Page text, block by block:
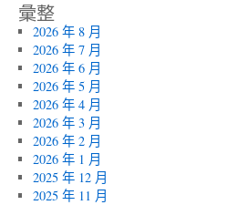
彙整
2026 年 8 月
2026 年 7 月
2026 年 6 月
2026 年 5 月
2026 年 4 月
2026 年 3 月
2026 年 2 月
2026 年 1 月
2025 年 12 月
2025 年 11 月